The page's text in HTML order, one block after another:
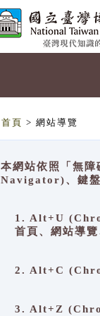
首頁 > 網站導覽
本網站依照「無
Navigator)、鍵盤
1. Alt+U
首頁、網站導覽
2. Alt+C
3. Alt+Z